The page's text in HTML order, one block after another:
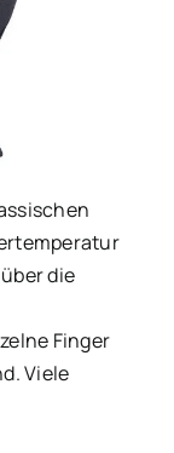
die
Finger
Viele